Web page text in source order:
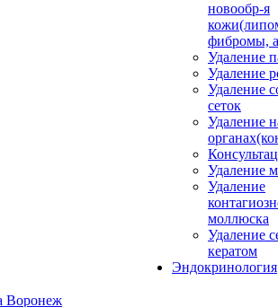
новообр-я
фибромы,
Удаление
Удаление
Удаление
сеток
Удаление
Удаление
Удаление
моллюска
Удаление
кератом
Эндокринология